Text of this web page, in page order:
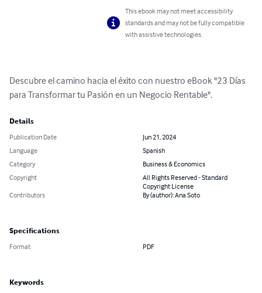
This ebook may not meet accessibility
standards and may not be fully compatible
with assistive technologies.
Descubre el camino hacia el éxito con nuestro eBook "23 Días
para Transformar tu Pasión en un Negocio Rentable".
Details
Publication Date
Jun 21, 2024
Language
Spanish
Category
Business & Economics
Copyright
All Rights Reserved - Standard
Copyright License
Contributors
By (author): Ana Soto
Specifications
Format PDF
Keywords